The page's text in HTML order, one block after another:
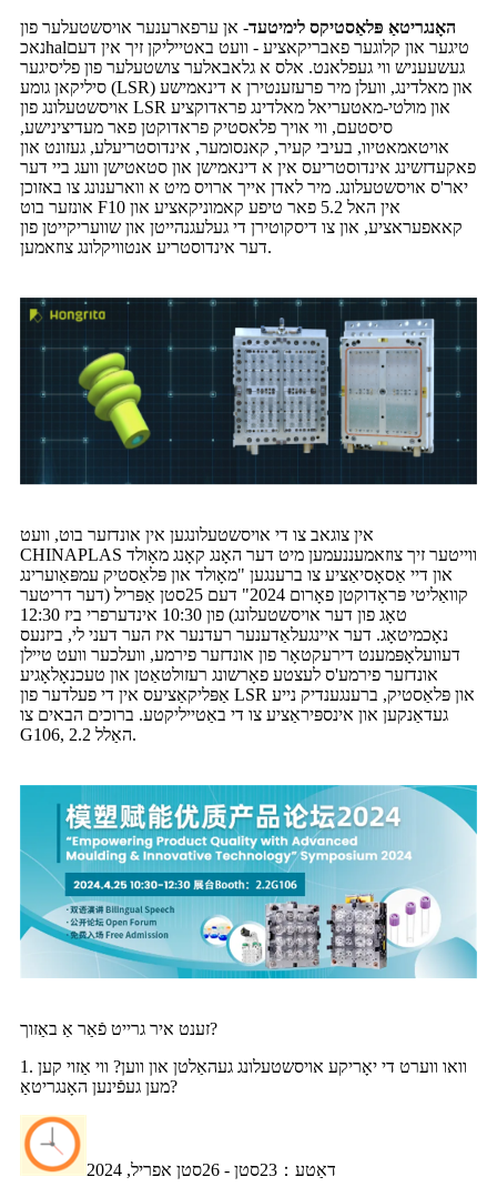
האָנגריטאַ פּלאַסטיקס לימיטעד- אן ערפארענער אויסשטעלער פון
נאכhalטיגער און קלוגער פאבריקאציע - וועט באטייליקן זיך אין דעם
געשעעניש ווי געפלאנט. אלס א גלאבאלער צושטעלער פון פליסיגער
סיליקאן גומע (LSR) און מאלדינג, וועלן מיר פרעזענטירן א דינאמישע
אויסשטעלונג פון LSR און מולטי-מאטעריאל מאלדינג פראדוקציע
סיסטעם, ווי אויך פלאסטיק פראדוקטן פאר מעדיצינישע,
אויטאמאטיוו, בעיבי קעיר, קאנסומער, אינדוסטריעלע, געזונט און
פאקעדזשינג אינדוסטריעס אין א דינאמישן און סטאטישן וועג ביי דער
יאר'ס אויסשטעלונג. מיר לאדן אייך ארויס מיט א ווארענונג צו באזוכן
אונזער בוט F10 אין האל 5.2 פאר טיפע קאמוניקאציע און
קאאפעראציע, און צו דיסקוטירן די געלעגנהייטן און שוועריקייטן פון
דער אינדוסטריע אנטוויקלונג צוזאמען.
אין צוגאב צו די אויסשטעלונגען אין אונדזער בוט, וועט
CHINAPLAS ווייטער זיך צוזאמעננעמען מיט דער האָנג קאָנג מאָולד
און דיי אַסאָסיאַציע צו ברענגען "מאָולד און פּלאַסטיק עמפּאַוערינג
קוואַליטי פּראָדוקטן פאָרום 2024" דעם 25סטן אַפּריל (דער דריטער
טאָג פון דער אויסשטעלונג) פון 10:30 אינדערפרי ביז 12:30
נאָכמיטאָג. דער איינגעלאַדענער רעדנער איז הער דעני לי, ביזנעס
דעוועלאָפּמענט דירעקטאָר פון אונדזער פירמע, וועלכער וועט טיילן
אונדזער פירמע'ס לעצטע פאָרשונג רעזולטאַטן און טעכנאָלאָגיע
אַפּליקאַציעס אין די פעלדער פון LSR און פּלאַסטיק, ברענגענדיק נייע
געדאַנקען און אינספּיראַציע צו די באַטייליקטע. ברוכים הבאים צו
G106, האַלל 2.2.
זענט איר גרייט פֿאַר אַ באַזוך?
1. וואו ווערט די יאָריקע אויסשטעלונג געהאַלטן און ווען? ווי אַזוי קען
מען געפֿינען האָנגריטאַ?
דאַטע ： 23סטן - 26סטן אפריל, 2024